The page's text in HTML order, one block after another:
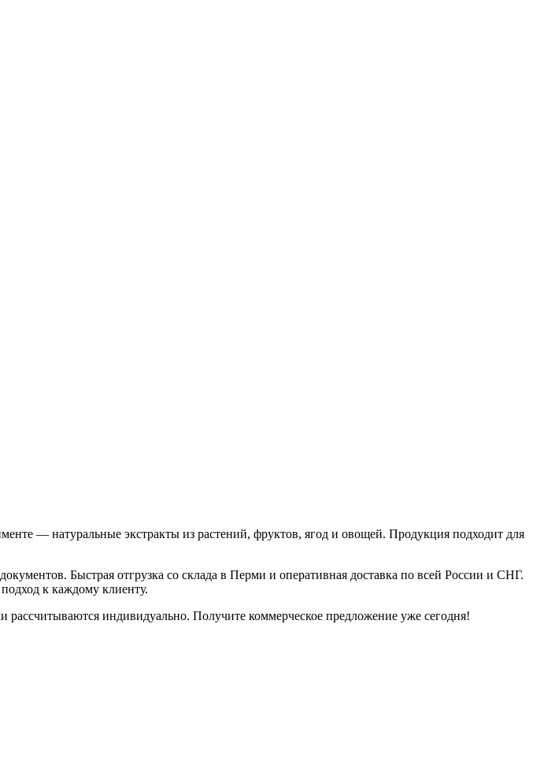
— натуральные экстракты из растений, фруктов, ягод и овощей. Продукция подходит для
Быстрая отгрузка со склада в Перми и оперативная доставка по всей России и СНГ.
к каждому клиенту.
рассчитываются индивидуально. Получите коммерческое предложение уже сегодня!